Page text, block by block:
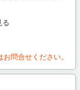
る
問合せください。